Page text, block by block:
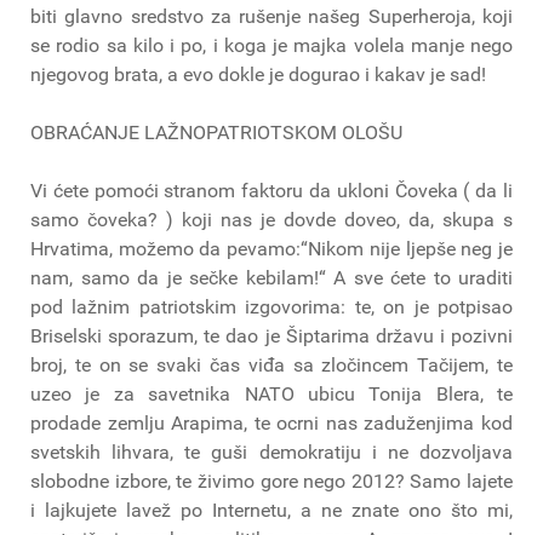
biti glavno sredstvo za rušenje našeg Superheroja, koji
se rodio sa kilo i po, i koga je majka volela manje nego
njegovog brata, a evo dokle je dogurao i kakav je sad!
OBRAĆANJE LAŽNOPATRIOTSKOM OLOŠU
Vi ćete pomoći stranom faktoru da ukloni Čoveka ( da li
samo čoveka? ) koji nas je dovde doveo, da, skupa s
Hrvatima, možemo da pevamo:“Nikom nije ljepše neg je
nam, samo da je sečke kebilam!“ A sve ćete to uraditi
pod lažnim patriotskim izgovorima: te, on je potpisao
Briselski sporazum, te dao je Šiptarima državu i pozivni
broj, te on se svaki čas viđa sa zločincem Tačijem, te
uzeo je za savetnika NATO ubicu Tonija Blera, te
prodade zemlju Arapima, te ocrni nas zaduženjima kod
svetskih lihvara, te guši demokratiju i ne dozvoljava
slobodne izbore, te živimo gore nego 2012? Samo lajete
i lajkujete lavež po Internetu, a ne znate ono što mi,